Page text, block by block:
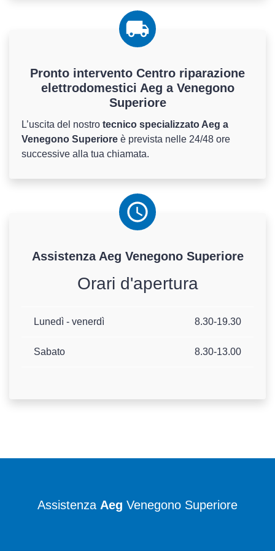
Pronto intervento Centro riparazione
elettrodomestici Aeg a Venegono
Superiore
L’uscita del nostro tecnico specializzato Aeg a
Venegono Superiore è prevista nelle 24/48 ore
successive alla tua chiamata.
Assistenza Aeg Venegono Superiore
Orari d'apertura
Lunedì - venerdì 8.30-19.30
Sabato 8.30-13.00
Assistenza Aeg Venegono Superiore